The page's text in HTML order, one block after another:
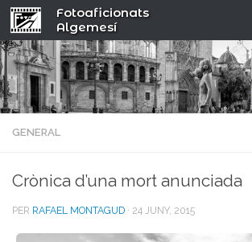
Fotoaficionats
Algemesí
GENERAL
Crònica d’una mort anunciada
PER RAFAEL MONTAGUD · 24 JUNY, 2015